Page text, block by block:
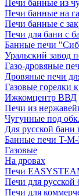
Печи банные из
Печи банные на
Печи банные с
Печи для бани с
Банные печи
Уральский завод
Газо-дровяные
Дровяные печи
Газовые горелки
Ижкомцентр ВВД
Печи из
Чугунные под
Для русской
Банные печи T-
Газовые
На дровах
Печи
Печи для
Печи для